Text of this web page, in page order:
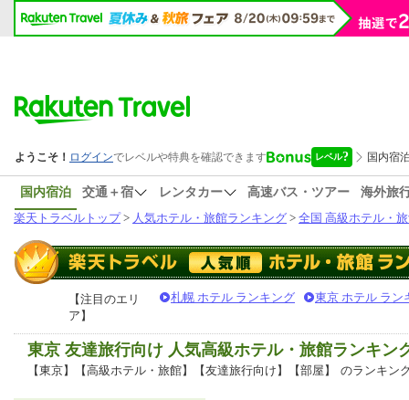
国内宿泊 交通＋宿 レンタカー 高速バス・ツアー
海外旅
楽天トラベルトップ> 人気ホテル・旅館ランキング > 全国 高級ホテル・
【注目のエリ
ア】
札幌 ホテル ランキング 東京 ホテル ラン
東京 友達旅行向け 人気高級ホテル・旅館ランキン
【東京】【高級ホテル・旅館】【友達旅行向け】【部屋】 のランキン